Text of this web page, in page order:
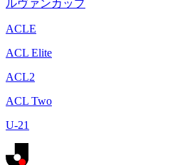
ルヴァンカップ
ACLE
ACL Elite
ACL2
ACL Two
U-21